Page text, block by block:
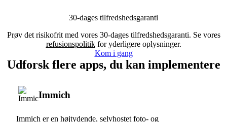
30-dages tilfredshedsgaranti
Prøv det risikofrit med vores 30-dages tilfredshedsgaranti. Se vores
refusionspolitikfor yderligere oplysninger.
Kom i gang
Udforsk flere apps, du kan implementere
Immich
Immich er en højtydende, selvhostet foto- og